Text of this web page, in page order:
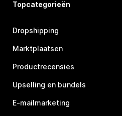
Topcategorieën
Dropshipping
Marktplaatsen
Productrecensies
Upselling en bundels
E-mailmarketing